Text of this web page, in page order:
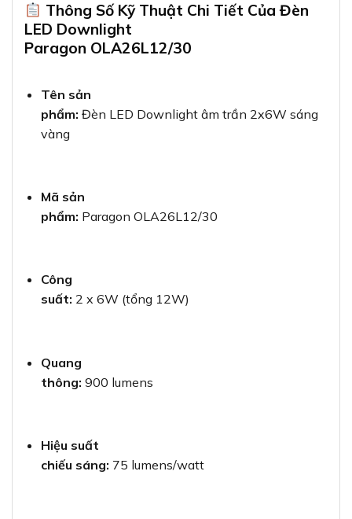
Thông Số Kỹ Thuật Chi Tiết Của Đèn
LED Downlight
Paragon OLA26L12/30
Tên sản
phẩm: Đèn LED Downlight âm trần 2x6W sáng
vàng
Mã sản
phẩm: Paragon OLA26L12/30
Công
suất: 2 x 6W (tổng 12W)
Quang
thông: 900 lumens
Hiệu suất
chiếu sáng: 75 lumens/watt